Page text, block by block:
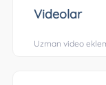
Videolar
Uzman video